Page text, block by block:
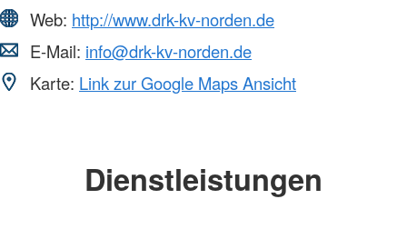
Web: http://www.drk-kv-norden.de
E-Mail: info@drk-kv-norden.de
Karte: Link zur Google Maps Ansicht
Dienstleistungen